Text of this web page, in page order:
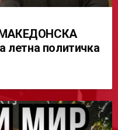
политичка